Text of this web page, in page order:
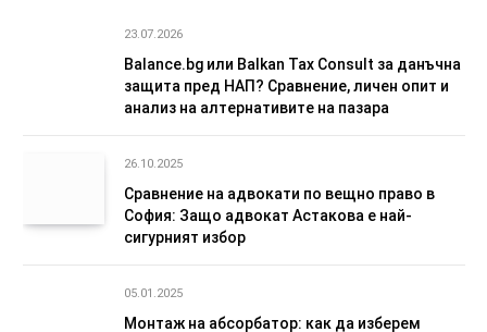
23.07.2026
Balance.bg или Balkan Tax Consult за данъчна
защита пред НАП? Сравнение, личен опит и
анализ на алтернативите на пазара
26.10.2025
Сравнение на адвокати по вещно право в
София: Защо адвокат Астакова е най-
сигурният избор
05.01.2025
Монтаж на абсорбатор: как да изберем